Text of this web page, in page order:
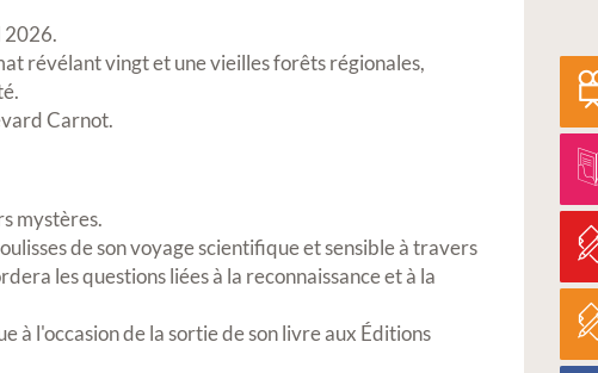
2026.
révélant vingt et une vieilles forêts régionales,
.
Carnot.
mystères.
de son voyage scientifique et sensible à travers
les questions liées à la reconnaissance et à la
à l'occasion de la sortie de son livre aux Éditions